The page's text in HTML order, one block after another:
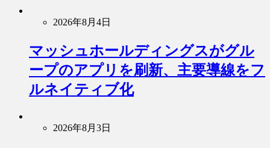
2026年8月4日
マッシュホールディングスがグル
ープのアプリを刷新、主要導線をフ
ルネイティブ化
2026年8月3日